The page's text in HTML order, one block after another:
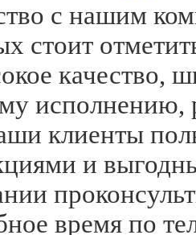
с нашим
стоит
качество,
исполнению,
клиенты
и
время по